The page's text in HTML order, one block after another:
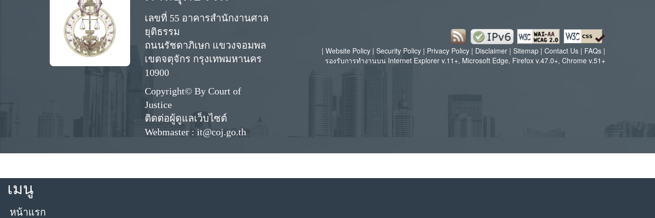
เลขที่ 55 อาคารสำนักงานศาล
ยุติธรรม
ถนนรัชดาภิเษก แขวงจอมพล
เขตจตุจักร กรุงเทพมหานคร
10900
Copyright© By Court of
Justice
ติดต่อผู้ดูแลเว็บไซต์
Webmaster : it@coj.go.th
| Website Policy | Security Policy | Privacy Policy | Disclaimer | Sitemap | Contact Us | FAQs |
รองรับการทำงานบน Internet Explorer v.11+, Microsoft Edge, Firefox v.47.0+, Chrome v.51+
เมนู
หน้าแรก